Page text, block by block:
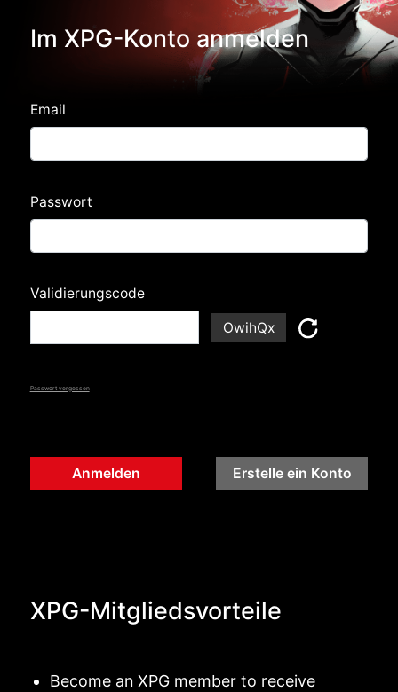
Im XPG-Konto anmelden
Email
Passwort
Validierungscode
OwihQx
Passwort vergessen
Anmelden Erstelle ein Konto
XPG-Mitgliedsvorteile
Become an XPG member to receive